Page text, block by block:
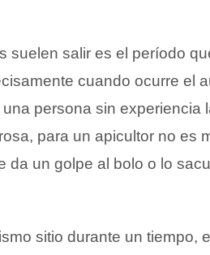
suelen salir es el período
cuando ocurre el
persona sin experiencia
para un apicultor no es
da un golpe al bolo o lo
sitio durante un tiempo,